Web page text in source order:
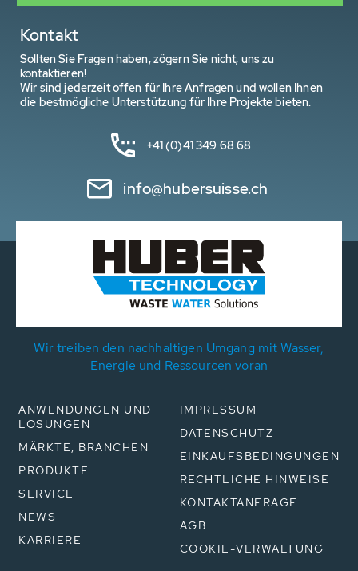
Kontakt
Sollten Sie Fragen haben, zögern Sie nicht, uns zu
kontaktieren!
Wir sind jederzeit offen für Ihre Anfragen und wollen Ihnen
die bestmögliche Unterstützung für Ihre Projekte bieten.
+41 (0)41 349 68 68
info@hubersuisse.ch
Wir treiben den nachhaltigen Umgang mit Wasser,
Energie und Ressourcen voran
ANWENDUNGEN UND
LÖSUNGEN
MÄRKTE, BRANCHEN
PRODUKTE
SERVICE
NEWS
KARRIERE
IMPRESSUM
DATENSCHUTZ
EINKAUFSBEDINGUNGEN
RECHTLICHE HINWEISE
KONTAKTANFRAGE
AGB
COOKIE-VERWALTUNG